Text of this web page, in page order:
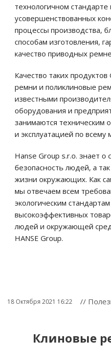
технологичном
усовершенствованных
процессы производства,
способам изготовления,
качество приводных
Качество таких
ремни и поликлиновые
известными
оборудования и
занимаются техническим
и эксплуатацией по всему
Hanse Group s.r.o. знает о
безопасность людей, а
жизни окружающих. Как
мы отвечаем всем
экологическим
высокоэффективных
людей и окружающей
HANSE Group.
18 Октября 2021 16:22 //
Клиновые